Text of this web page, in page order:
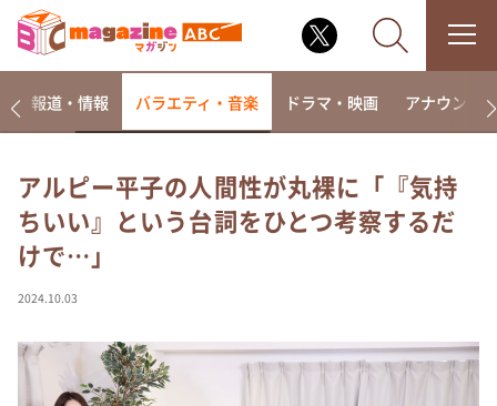
なるみ・岡村の過ぎるTV
相席食堂
これ余談なんですけど・・・
て真剣です
探偵！ナイトスクープ
報道・情報 バラエティ・音楽 ドラマ・映画 アナウンサー
アルピー平子の人間性が丸裸に「『気持
ちいい』という台詞をひとつ考察するだ
けで…」
2024.10.03